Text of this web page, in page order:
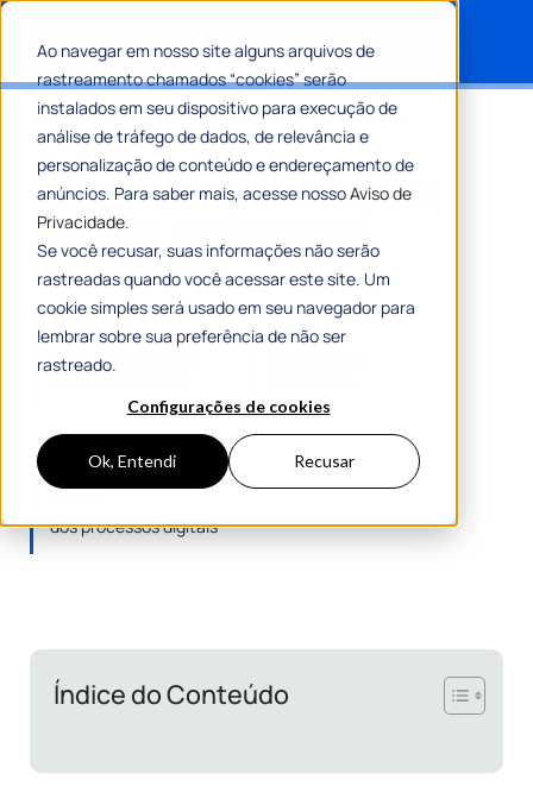
Ao navegar em nosso site alguns arquivos de
rastreamento chamados “cookies” serão
instalados em seu dispositivo para execução de
análise de tráfego de dados, de relevância e
personalização de conteúdo e endereçamento de
anúncios. Para saber mais, acesse nossoAviso de
Privacidade.
Se você recusar, suas informações não serão
rastreadas quando você acessar este site. Um
cookie simples será usado em seu navegador para
lembrar sobre sua preferência de não ser
rastreado.
Configurações de cookies
Ok, Entendi Recusar
Home»FEMA: tecnologia a serviço da cidadania e da
eficiência educacional
FEMA: tecnologia a serviço da
cidadania e da eficiência
educacional
+2.3 mil
assinaturas digitais
+95 mil
100%
dos processos digitais
Índice do Conteúdo